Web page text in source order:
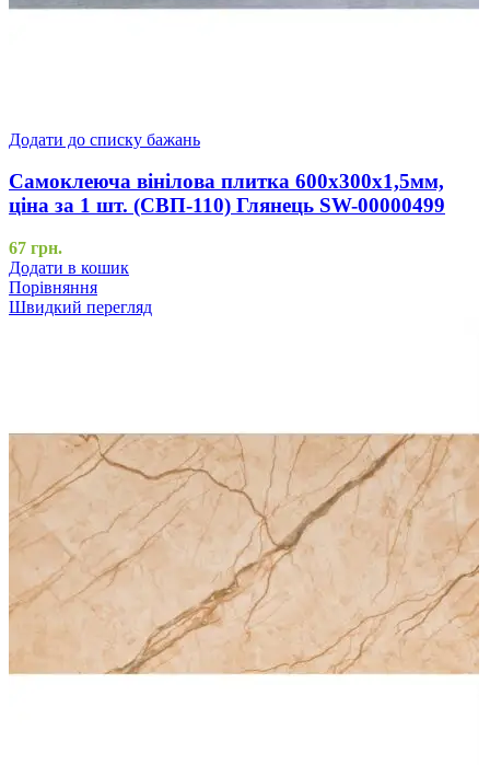
Додати до списку бажань
Самоклеюча вінілова плитка 600х300х1,5мм,
ціна за 1 шт. (СВП-110) Глянець SW-00000499
67 грн.
Додати в кошик
Порівняння
Швидкий перегляд